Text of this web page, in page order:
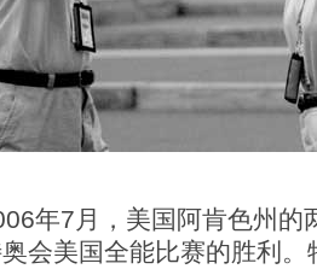
7月，美国阿肯色州的
会美国全能比赛的胜利